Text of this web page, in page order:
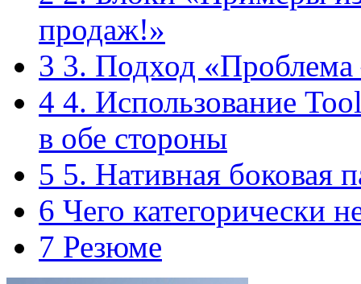
продаж!»
3 3. Подход
4 4. Использование
в обе стороны
5 5. Нативная боковая
6 Чего категорически
7 Резюме